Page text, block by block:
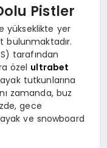
Pistler
yükseklikte yer
bulunmaktadır.
tarafından
özel ultrabet
tutkunlarına
zamanda, buz
gece
ve snowboard